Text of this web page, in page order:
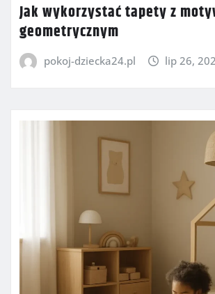
Jak wykorzystać tapety z
geometrycznym
pokoj-dziecka24.pl lip 26,